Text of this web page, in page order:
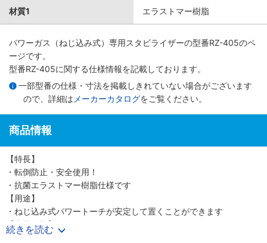
材質1 エラストマー樹脂
パワーガス（ねじ込み式）専用スタビライザーの型番RZ-405のペ
ージです。
型番RZ-405に関する仕様情報を記載しております。
一部型番の仕様・寸法を掲載しきれていない場合がございます
ので、詳細は メーカーカタログをご覧ください。
商品情報
【特長】
・転倒防止・安全使用！
・抗菌エラストマー樹脂仕様です
【用途】
・ねじ込み式パワートーチが安定して置くことができます
【商品仕様】
・適合ガスボンベ：RZ-850・RZ-860
続きを読む